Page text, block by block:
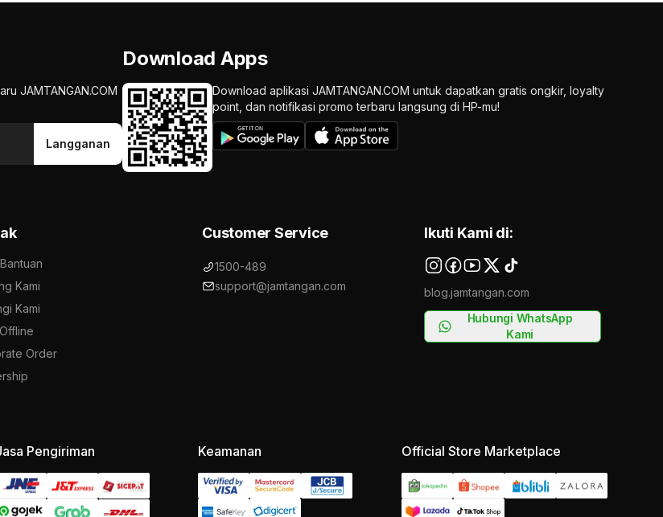
JAMTANGAN.COM
Langganan
Download Apps
Download aplikasi JAMTANGAN.COM untuk dapatkan gratis ongkir, loyalty
point, dan notifikasi promo terbaru langsung di HP-mu!
Kami
Kami
Order
Customer Service
1500-489
support@jamtangan.com
Ikuti Kami di:
blog.jamtangan.com
Hubungi WhatsApp
Kami
Pengiriman Keamanan Official Store Marketplace